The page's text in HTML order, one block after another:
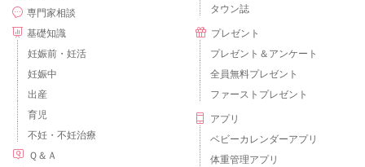
専門家相談
基礎知識
妊娠前・妊活
妊娠中
出産
育児
不妊・不妊治療
Ｑ＆Ａ
タウン誌
プレゼント
プレゼント＆アンケート
全員無料プレゼント
ファーストプレゼント
アプリ
ベビーカレンダーアプリ
体重管理アプリ